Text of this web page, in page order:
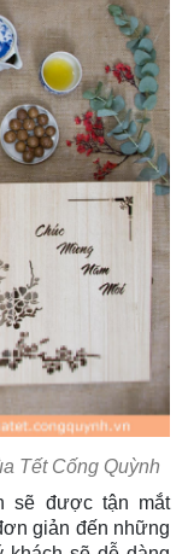
Tết Cống Quỳnh
sẽ được tận mắt
giản đến những